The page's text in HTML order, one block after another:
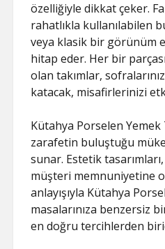
özelliğiyle dikkat çeker.
rahatlıkla kullanılabilen
veya klasik bir görünüm
hitap eder. Her bir
olan takımlar,
katacak, misafirlerinizi
Kütahya Porselen Yemek
zarafetin buluştuğu
sunar. Estetik tasarımları,
müşteri memnuniyetine
anlayışıyla Kütahya
masalarınıza benzersiz
en doğru tercihlerden